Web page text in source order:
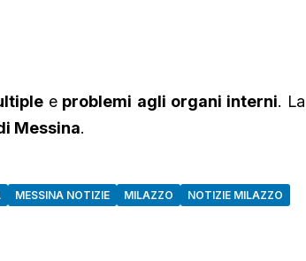
e problemi agli organi interni. La
Messina.
MESSINA NOTIZIE MILAZZO NOTIZIE MILAZZO